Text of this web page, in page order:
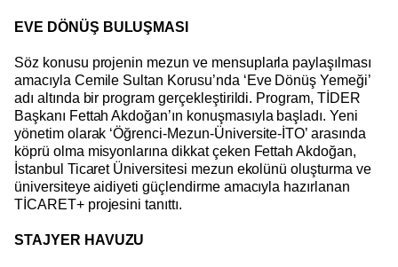
EVE DÖNÜŞ BULUŞMASI
Söz konusu projenin mezun ve mensuplarla paylaşılması
amacıyla Cemile Sultan Korusu’nda ‘Eve Dönüş Yemeği’
adı altında bir program gerçekleştirildi. Program, TİDER
Başkanı Fettah Akdoğan’ın konuşmasıyla başladı. Yeni
yönetim olarak ‘Öğrenci-Mezun-Üniversite-İTO’ arasında
köprü olma misyonlarına dikkat çeken Fettah Akdoğan,
İstanbul Ticaret Üniversitesi mezun ekolünü oluşturma ve
üniversiteye aidiyeti güçlendirme amacıyla hazırlanan
TİCARET+ projesini tanıttı.
STAJYER HAVUZU